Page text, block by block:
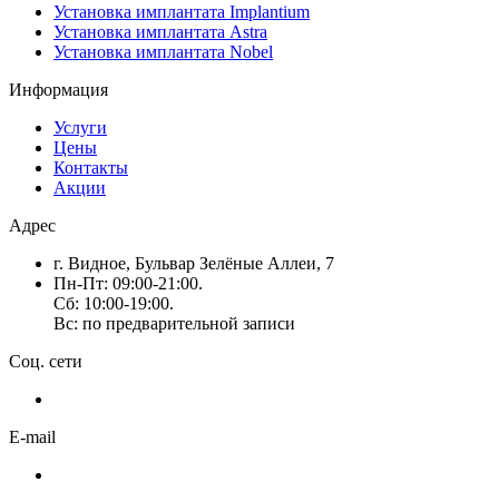
Установка имплантата Implantium
Установка имплантата Astra
Установка имплантата Nobel
Информация
Услуги
Цены
Контакты
Акции
Адрес
г. Видное, Бульвар Зелёные Аллеи, 7
Пн-Пт: 09:00-21:00.
Сб: 10:00-19:00.
Вс: по предварительной записи
Соц. сети
E-mail